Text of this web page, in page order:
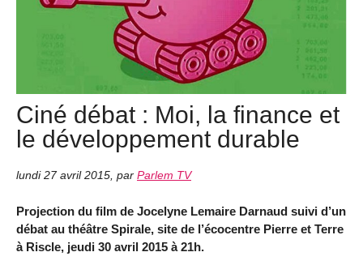
Ciné débat : Moi, la finance et
le développement durable
lundi 27 avril 2015 par Parlem TV
Projection du film de Jocelyne Lemaire Darnaud suivi d’un
débat au théâtre Spirale, site de l’écocentre Pierre et Terre
à Riscle, jeudi 30 avril 2015 à 21h.